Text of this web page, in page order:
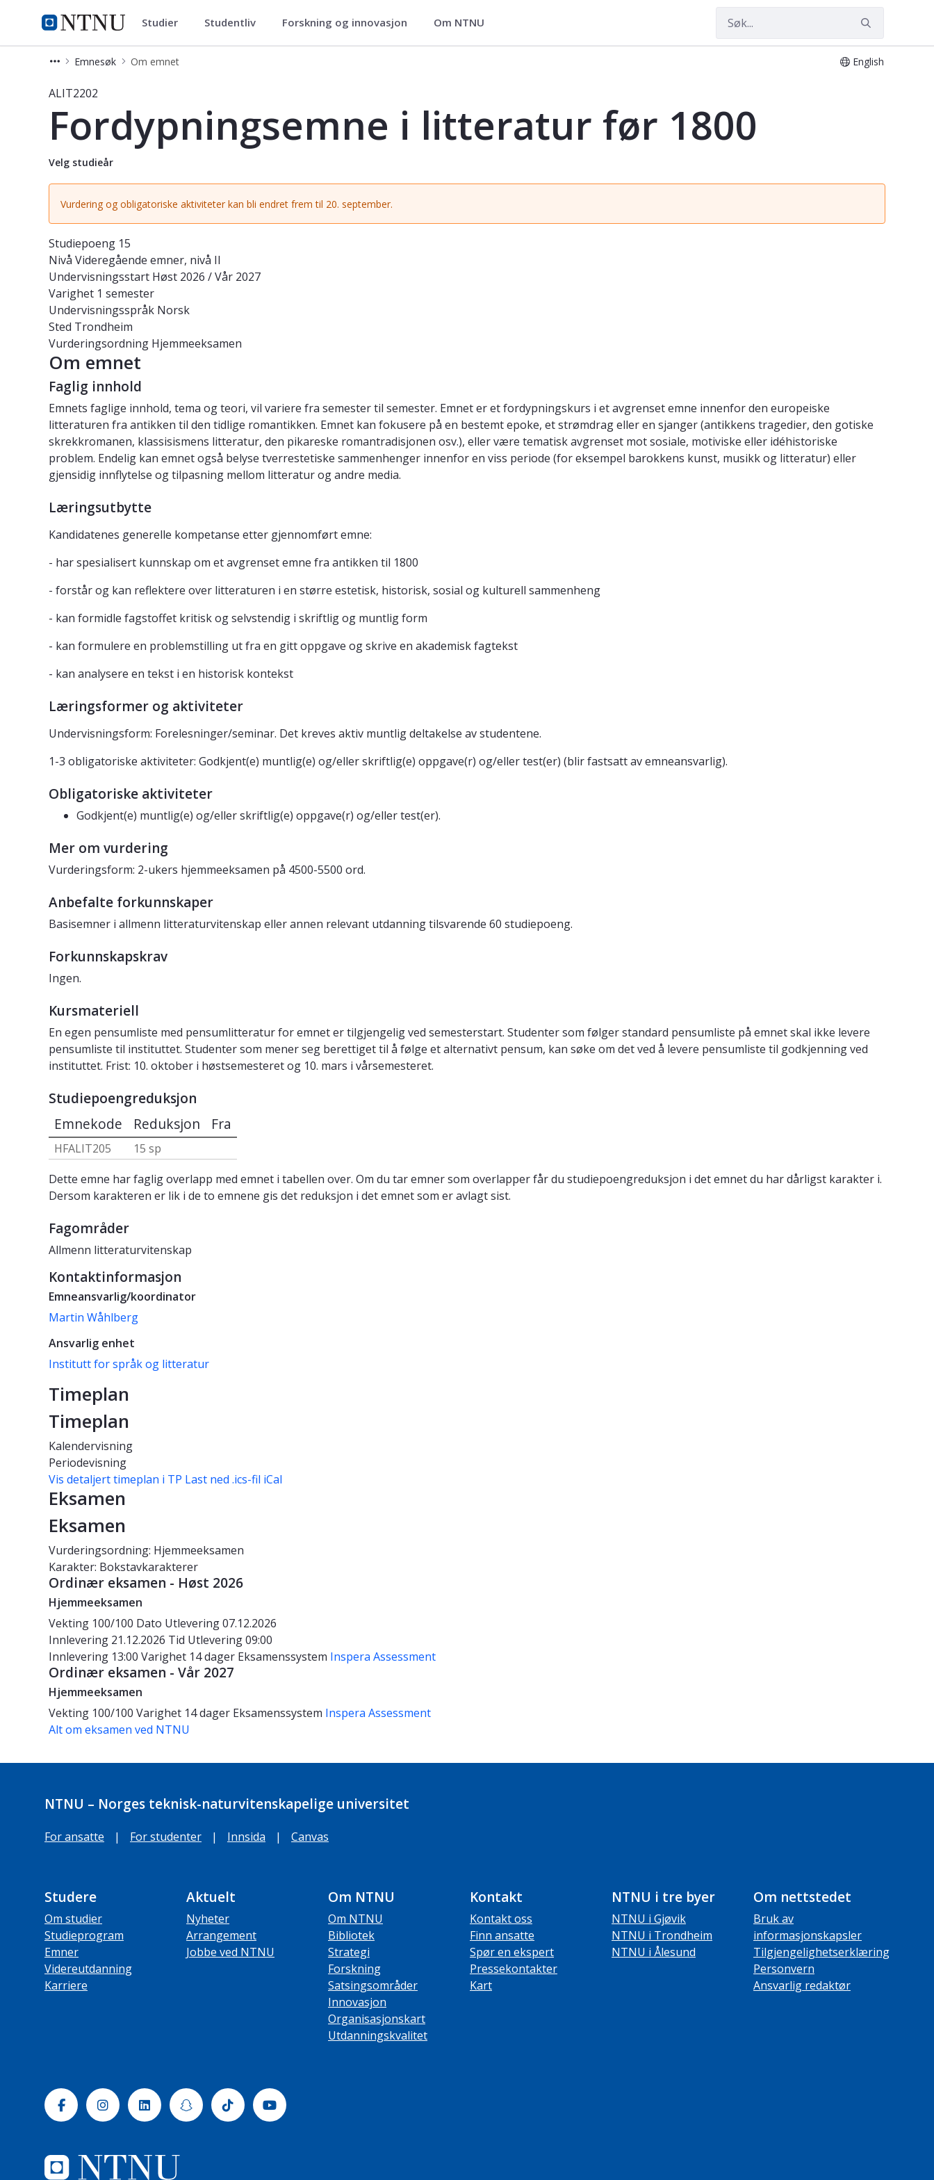
NTNU Hjemmeside
Studier Studier Studentliv Forskning og innovasjon Om NTNU
Emnesøk Om emnet English
Emne - Fordypningsemne i litteratur før 1800 - ALIT2202
ALIT2202
Fordypningsemne i litteratur før 1800
Velg studieår
Vurdering og obligatoriske aktiviteter kan bli endret frem til 20. september.
Studiepoeng 15
Nivå Videregående emner, nivå II
Undervisningsstart Høst 2026 / Vår 2027
Varighet 1 semester
Undervisningsspråk Norsk
Sted Trondheim
Vurderingsordning Hjemmeeksamen
Om emnet
Faglig innhold
Emnets faglige innhold, tema og teori, vil variere fra semester til semester. Emnet er et fordypningskurs i et avgrenset emne innenfor den europeiske
litteraturen fra antikken til den tidlige romantikken. Emnet kan fokusere på en bestemt epoke, et strømdrag eller en sjanger (antikkens tragedier, den gotiske
skrekkromanen, klassisismens litteratur, den pikareske romantradisjonen osv.), eller være tematisk avgrenset mot sosiale, motiviske eller idéhistoriske
problem. Endelig kan emnet også belyse tverrestetiske sammenhenger innenfor en viss periode (for eksempel barokkens kunst, musikk og litteratur) eller
gjensidig innflytelse og tilpasning mellom litteratur og andre media.
Læringsutbytte
Kandidatenes generelle kompetanse etter gjennomført emne:
- har spesialisert kunnskap om et avgrenset emne fra antikken til 1800
- forstår og kan reflektere over litteraturen i en større estetisk, historisk, sosial og kulturell sammenheng
- kan formidle fagstoffet kritisk og selvstendig i skriftlig og muntlig form
- kan formulere en problemstilling ut fra en gitt oppgave og skrive en akademisk fagtekst
- kan analysere en tekst i en historisk kontekst
Læringsformer og aktiviteter
Undervisningsform: Forelesninger/seminar. Det kreves aktiv muntlig deltakelse av studentene.
1-3 obligatoriske aktiviteter: Godkjent(e) muntlig(e) og/eller skriftlig(e) oppgave(r) og/eller test(er) (blir fastsatt av emneansvarlig).
Obligatoriske aktiviteter
Godkjent(e) muntlig(e) og/eller skriftlig(e) oppgave(r) og/eller test(er).
Mer om vurdering
Vurderingsform: 2-ukers hjemmeeksamen på 4500-5500 ord.
Anbefalte forkunnskaper
Basisemner i allmenn litteraturvitenskap eller annen relevant utdanning tilsvarende 60 studiepoeng.
Forkunnskapskrav
Ingen.
Kursmateriell
En egen pensumliste med pensumlitteratur for emnet er tilgjengelig ved semesterstart. Studenter som følger standard pensumliste på emnet skal ikke levere
pensumliste til instituttet. Studenter som mener seg berettiget til å følge et alternativt pensum, kan søke om det ved å levere pensumliste til godkjenning ved
instituttet. Frist: 10. oktober i høstsemesteret og 10. mars i vårsemesteret.
Studiepoengreduksjon
Emnekode Reduksjon Fra
HFALIT205
15 sp
Dette emne har faglig overlapp med emnet i tabellen over. Om du tar emner som overlapper får du studiepoengreduksjon i det emnet du har dårligst karakter i.
Dersom karakteren er lik i de to emnene gis det reduksjon i det emnet som er avlagt sist.
Fagområder
Allmenn litteraturvitenskap
Kontaktinformasjon
Emneansvarlig/koordinator
Martin Wåhlberg
Ansvarlig enhet
Institutt for språk og litteratur
Timeplan
Timeplan
Kalendervisning
Periodevisning
Vis detaljert timeplan i TP Last ned .ics-fil iCal
Eksamen
Eksamen
Vurderingsordning: Hjemmeeksamen
Karakter: Bokstavkarakterer
Ordinær eksamen - Høst 2026
Hjemmeeksamen
Vekting 100/100 Dato Utlevering 07.12.2026
Innlevering 21.12.2026 Tid Utlevering 09:00
Innlevering 13:00 Varighet 14 dager Eksamenssystem Inspera Assessment
Ordinær eksamen - Vår 2027
Hjemmeeksamen
Vekting 100/100 Varighet 14 dager Eksamenssystem Inspera Assessment
Alt om eksamen ved NTNU
NTNU – Norges teknisk-naturvitenskapelige universitet
For ansatte | For studenter | Innsida | Canvas
Studere
Om studier
Studieprogram
Emner
Videreutdanning
Karriere
Aktuelt
Nyheter
Arrangement
Jobbe ved NTNU
Om NTNU
Om NTNU
Bibliotek
Strategi
Forskning
Satsingsområder
Innovasjon
Organisasjonskart
Utdanningskvalitet
Kontakt
Kontakt oss
Finn ansatte
Spør en ekspert
Pressekontakter
Kart
NTNU i tre byer
NTNU i Gjøvik
NTNU i Trondheim
NTNU i Ålesund
Om nettstedet
Bruk av
informasjonskapsler
Tilgjengelighetserklæring
Personvern
Ansvarlig redaktør
FacebookInstagramLinkedinSnapchatTiktok Youtube